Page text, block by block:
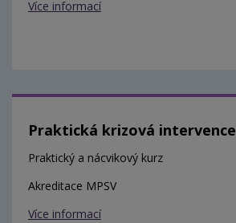
Více informací
Praktická krizová intervence
Praktický a nácvikový kurz
Akreditace MPSV
Více informací